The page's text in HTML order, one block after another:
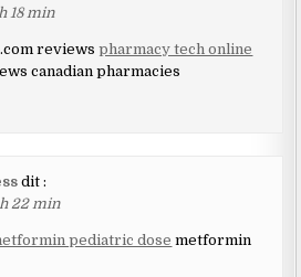
18 min
reviewspharmacy tech online
canadian pharmacies
dit :
22 min
pediatric dose metformin